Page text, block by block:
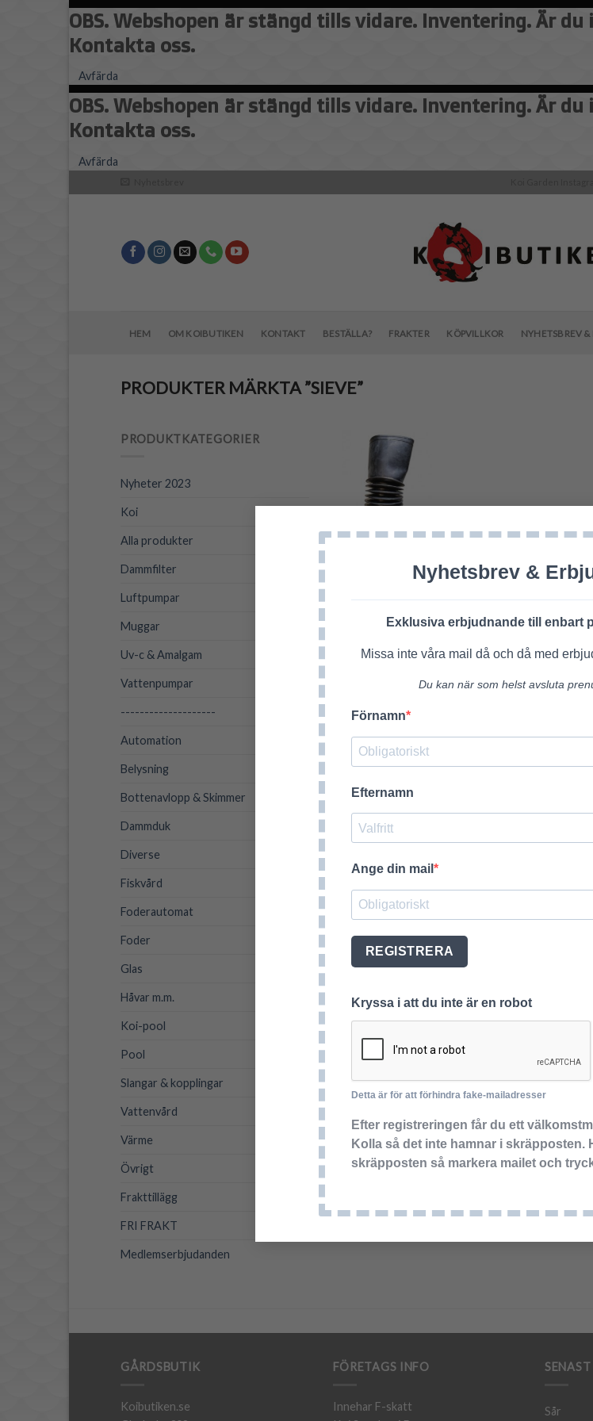
Nyhetsbrev &
Exklusiva erbjudnande till enbart
Missa inte våra mail då och då med
Du kan när som helst avsluta
Förnamn
Efternamn
Ange din mail
REGISTRERA
Kryssa i att du inte är en robot
Detta är för att förhindra fake-mailadresser
Efter registreringen får du ett
Kolla så det inte hamnar i skräpposten.
skräpposten så markera mailet och
OBS. Webshopen är stängd tills vidare. Inventering. Är
Kontakta oss.
Avfärda
OBS. Webshopen är stängd tills vidare. Inventering. Är
Kontakta oss.
Avfärda
content
HEM OM KOIBUTIKEN KONTAKT BESTÄLLA? FRAKTER KÖPVILLKOR NYHETSBREV
PRODUKTER MÄRKTA ”SIEVE”
PRODUKTKATEGORIER
Nyheter 2023
Koi
Alla produkter
Dammfilter
Luftpumpar
Muggar
Uv-c & Amalgam
Vattenpumpar
--------------------
Automation
Belysning
Bottenavlopp & Skimmer
Dammduk
Diverse
Fiskvård
Foderautomat
Foder
Glas
Håvar m.m.
Koi-pool
Pool
Slangar & kopplingar
Vattenvård
Värme
Övrigt
Frakttillägg
FRI FRAKT
Medlemserbjudanden
Cetus sieve bälg
VARUKORG
0 i lager men kan
GÅRDSBUTIK
Koibutiken.se
FÖRETAGS INFO
Innehar F-skatt
Sår